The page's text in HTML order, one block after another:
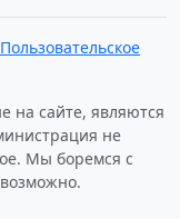
Пользовательское
на сайте, являются
не
Мы боремся с